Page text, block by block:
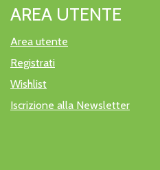
AREA UTENTE
Area utente
Registrati
Wishlist
Iscrizione alla Newsletter